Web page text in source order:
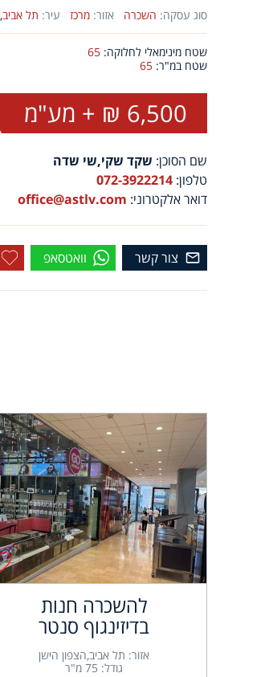
סוג עסקה: השכרה אזור: מרכז עיר: תל אביב,
שטח מינימאלי לחלוקה: 65
שטח במ"ר: 65
6,500 ₪ + מע"מ
שם הסוכן: שקד שקי,שי שדה
טלפון: 072-3922214
דואר אלקטרוני: office@astlv.com
צור קשר וואטסאפ
להשכרה חנות
בדיזינגוף סנטר
אזור: תל אביב,הצפון הישן
גודל: 75 מ"ר